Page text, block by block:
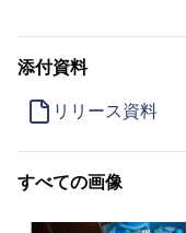
添付資料
リリース資料
すべての画像